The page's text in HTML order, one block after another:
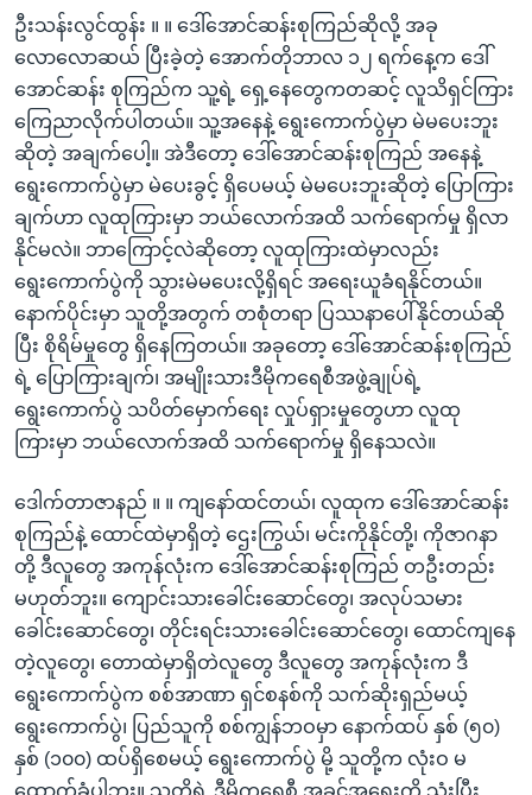
ဦးသန်းလွင်ထွန်း ။ ။ ဒေါ်အောင်ဆန်းစုကြည်ဆိုလို့ အခု
လောလောဆယ် ပြီးခဲ့တဲ့ အောက်တိုဘာလ ၁၂ ရက်နေ့က ဒေါ်
အောင်ဆန်း စုကြည်က သူ့ရဲ့ ရှေ့နေတွေကတဆင့် လူသိရှင်ကြား
ကြေညာလိုက်ပါတယ်။ သူ့အနေနဲ့ ရွေးကောက်ပွဲမှာ မဲမပေးဘူး
ဆိုတဲ့ အချက်ပေါ့။ အဲဒီတော့ ဒေါ်အောင်ဆန်းစုကြည် အနေနဲ့
ရွေးကောက်ပွဲမှာ မဲပေးခွင့် ရှိပေမယ့် မဲမပေးဘူးဆိုတဲ့ ပြောကြား
ချက်ဟာ လူထုကြားမှာ ဘယ်လောက်အထိ သက်ရောက်မှု ရှိလာ
နိုင်မလဲ။ ဘာကြောင့်လဲဆိုတော့ လူထုကြားထဲမှာလည်း
ရွေးကောက်ပွဲကို သွားမဲမပေးလို့ရှိရင် အရေးယူခံရနိုင်တယ်။
နောက်ပိုင်းမှာ သူတို့အတွက် တစုံတရာ ပြဿနာပေါ်နိုင်တယ်ဆို
ပြီး စိုရိမ်မှုတွေ ရှိနေကြတယ်။ အခုတော့ ဒေါ်အောင်ဆန်းစုကြည်
ရဲ့ ပြောကြားချက်၊ အမျိုးသားဒီမိုကရေစီအဖွဲ့ချုပ်ရဲ့
ရွေးကောက်ပွဲ သပိတ်မှောက်ရေး လှုပ်ရှားမှုတွေဟာ လူထု
ကြားမှာ ဘယ်လောက်အထိ သက်ရောက်မှု ရှိနေသလဲ။
ဒေါက်တာဇာနည် ။ ။ ကျနော်ထင်တယ်၊ လူထုက ဒေါ်အောင်ဆန်း
စုကြည်နဲ့ ထောင်ထဲမှာရှိတဲ့ ဌေးကြွယ်၊ မင်းကိုနိုင်တို့၊ ကိုဇာဂနာ
တို့ ဒီလူတွေ အကုန်လုံးက ဒေါ်အောင်ဆန်းစုကြည် တဦးတည်း
မဟုတ်ဘူး။ ကျောင်းသားခေါင်းဆောင်တွေ၊ အလုပ်သမား
ခေါင်းဆောင်တွေ၊ တိုင်းရင်းသားခေါင်းဆောင်တွေ၊ ထောင်ကျနေ
တဲ့လူတွေ၊ တောထဲမှာရှိတဲလူတွေ ဒီလူတွေ အကုန်လုံးက ဒီ
ရွေးကောက်ပွဲက စစ်အာဏာ ရှင်စနစ်ကို သက်ဆိုးရှည်မယ့်
ရွေးကောက်ပွဲ၊ ပြည်သူကို စစ်ကျွန်ဘဝမှာ နောက်ထပ် နှစ် (၅၀)
နှစ် (၁၀၀) ထပ်ရှိစေမယ့် ရွေးကောက်ပွဲ မို့ သူတို့က လုံးဝ မ
ထောက်ခံပါဘူး။ သူတို့ရဲ့ ဒီမိုကရေစီ အခွင့်အရေးကို သုံးပြီး